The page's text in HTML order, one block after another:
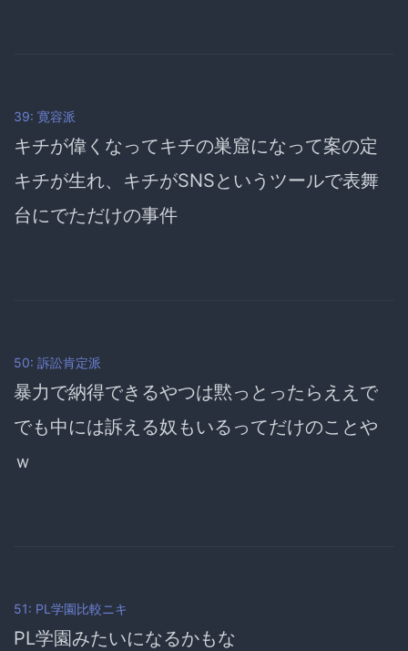
39: 寛容派
キチが偉くなってキチの巣窟になって案の定
キチが生れ、キチがSNSというツールで表舞
台にでただけの事件
50: 訴訟肯定派
暴力で納得できるやつは黙っとったらええで
でも中には訴える奴もいるってだけのことや
ｗ
51: PL学園比較ニキ
PL学園みたいになるかもな